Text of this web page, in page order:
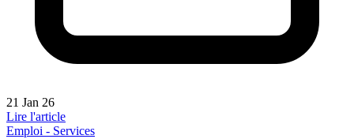
21 Jan 26
Lire l'article
Emploi - Services